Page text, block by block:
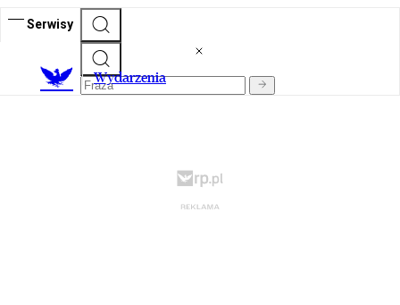
Serwisy
Wydarzenia